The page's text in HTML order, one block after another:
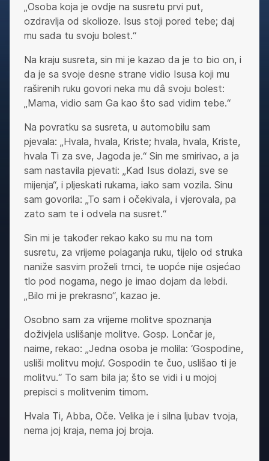
„Osoba koja je ovdje na susretu prvi put,
ozdravlja od skolioze. Isus stoji pored tebe; daj
mu sada tu svoju bolest.“
Na kraju susreta, sin mi je kazao da je to bio on, i
da je sa svoje desne strane vidio Isusa koji mu
raširenih ruku govori neka mu dâ svoju bolest:
„Mama, vidio sam Ga kao što sad vidim tebe.“
Na povratku sa susreta, u automobilu sam
pjevala: „Hvala, hvala, Kriste; hvala, hvala, Kriste,
hvala Ti za sve, Jagoda je.“ Sin me smirivao, a ja
sam nastavila pjevati: „Kad Isus dolazi, sve se
mijenja“, i pljeskati rukama, iako sam vozila. Sinu
sam govorila: „To sam i očekivala, i vjerovala, pa
zato sam te i odvela na susret.“
Sin mi je također rekao kako su mu na tom
susretu, za vrijeme polaganja ruku, tijelo od struka
naniže sasvim proželi trnci, te uopće nije osjećao
tlo pod nogama, nego je imao dojam da lebdi.
„Bilo mi je prekrasno“, kazao je.
Osobno sam za vrijeme molitve spoznanja
doživjela uslišanje molitve. Gosp. Lončar je,
naime, rekao: „Jedna osoba je molila: ‘Gospodine,
usliši molitvu moju’. Gospodin te čuo, uslišao ti je
molitvu.“ To sam bila ja; što se vidi i u mojoj
prepisci s molitvenim timom.
Hvala Ti, Abba, Oče. Velika je i silna ljubav tvoja,
nema joj kraja, nema joj broja.